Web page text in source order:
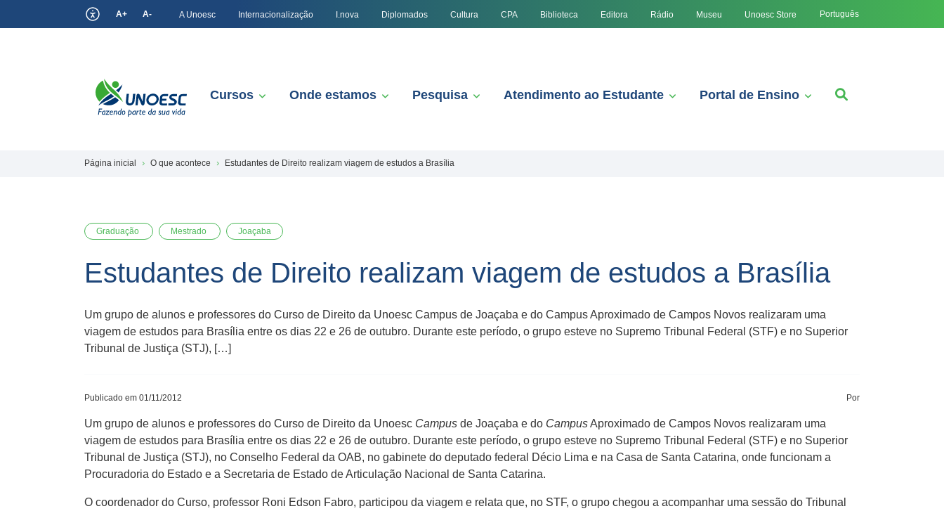
A+ A- A Unoesc Internacionalização I.nova Diplomados Cultura CPA Biblioteca Editora Rádio Museu Unoesc Store Português
Cursos Onde estamos Pesquisa Atendimento ao Estudante Portal de Ensino
Página inicial O que acontece Estudantes de Direito realizam viagem de estudos a Brasília
Graduação Mestrado Joaçaba
Estudantes de Direito realizam viagem de estudos a Brasília
Um grupo de alunos e professores do Curso de Direito da Unoesc Campus de Joaçaba e do Campus Aproximado de Campos Novos realizaram uma
viagem de estudos para Brasília entre os dias 22 e 26 de outubro. Durante este período, o grupo esteve no Supremo Tribunal Federal (STF) e no Superior
Tribunal de Justiça (STJ), […]
Publicado em 01/11/2012 Por
Um grupo de alunos e professores do Curso de Direito da Unoesc Campus de Joaçaba e do CampusAproximado de Campos Novos realizaram uma
viagem de estudos para Brasília entre os dias 22 e 26 de outubro. Durante este período, o grupo esteve no Supremo Tribunal Federal (STF) e no Superior
Tribunal de Justiça (STJ), no Conselho Federal da OAB, no gabinete do deputado federal Décio Lima e na Casa de Santa Catarina, onde funcionam a
Procuradoria do Estado e a Secretaria de Estado de Articulação Nacional de Santa Catarina.
O coordenador do Curso, professor Roni Edson Fabro, participou da viagem e relata que, no STF, o grupo chegou a acompanhar uma sessão do Tribunal